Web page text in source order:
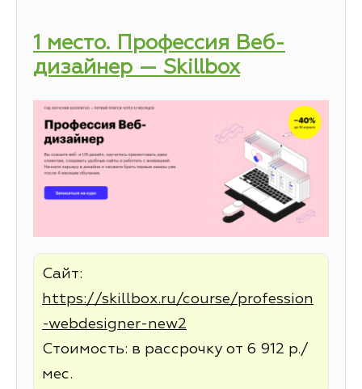
1 место. Профессия Веб-
дизайнер — Skillbox
Сайт:
https://skillbox.ru/course/profession
-webdesigner-new2
Стоимость: в рассрочку от 6 912 р./
мес.